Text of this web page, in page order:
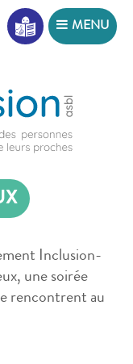
MENU
Inclusion-
une soirée
rencontrent au